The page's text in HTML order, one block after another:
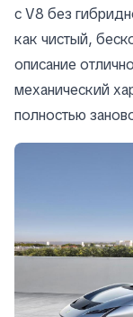
с V8 без
как чистый,
описание
механический
полностью